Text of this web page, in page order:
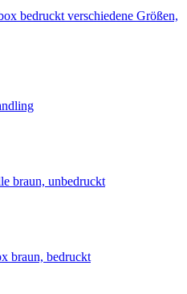
bedruckt verschiedene Größen,
braun, unbedruckt
braun, bedruckt